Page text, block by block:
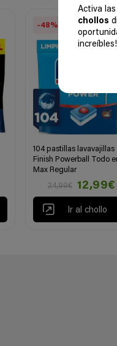
Activa
chollos
increíbles!
-48%
104 pastillas lavavajillas
Finish Powerball Todo
Max Regular
24,99€
12,99€
Ir al chollo